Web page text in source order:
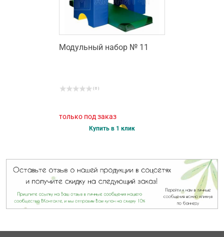
Модульный набор № 11
( 0 )
только под заказ
Купить в 1 клик